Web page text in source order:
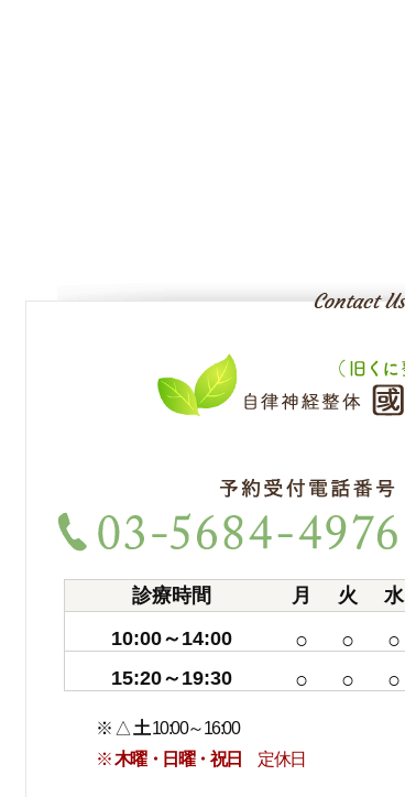
診療時間 月 火 水
10:00～14:00
○ ○ ○
15:20～19:30 ○ ○ ○
※ △ 土10:00～16:00
※木曜・日曜・祝日 定休日